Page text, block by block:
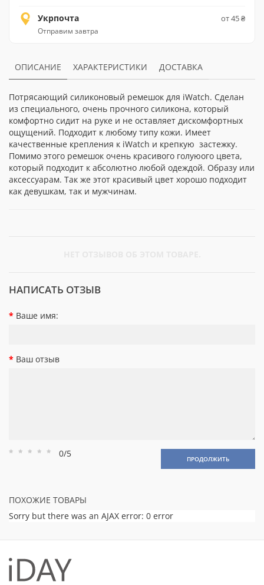
Укрпочта
Отправим завтра
от 45 ₴
ОПИСАНИЕ ХАРАКТЕРИСТИКИ ДОСТАВКА
Потрясающий силиконовый ремешок для iWatch. Сделан
из специального, очень прочного силикона, который
комфортно сидит на руке и не оставляет дискомфортных
ощущений. Подходит к любому типу кожи. Имеет
качественные крепления к iWatch и крепкую застежку.
Помимо этого ремешок очень красивого голуюого цвета,
который подходит к абсолютно любой одеждой. Образу или
аксессуарам. Так же этот красивый цвет хорошо подходит
как девушкам, так и мужчинам.
НАПИСАТЬ ОТЗЫВ
Ваше имя:
Ваш отзыв
Рейтинг
Рейтинг
Рейтинг
Рейтинг
Рейтинг
0/5 ПРОДОЛЖИТЬ
ПОХОЖИЕ ТОВАРЫ
Sorry but there was an AJAX error: 0 error